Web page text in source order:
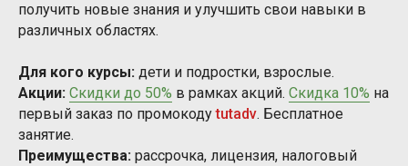
получить новые знания и улучшить свои навыки в
различных областях.
Для кого курсы: дети и подростки, взрослые.
Акции: Скидки до 50% в рамках акций. Скидка 10% на
первый заказ по промокодуtutadv. Бесплатное
занятие.
Преимущества: рассрочка, лицензия, налоговый